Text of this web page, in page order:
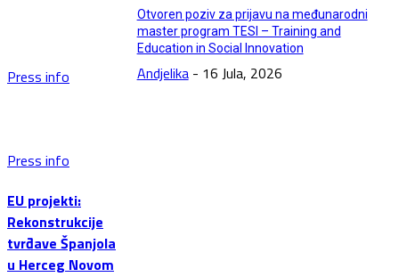
Press info
Otvoren poziv za prijavu na međunarodni
master program TESI – Training and
Education in Social Innovation
Andjelika - 16 Jula, 2026
Press info
EU projekti:
Rekonstrukcije
tvrđave Španjola
u Herceg Novom